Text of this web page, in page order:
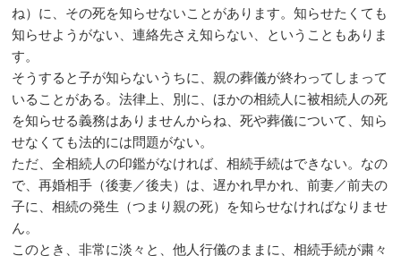
ね）に、その死を知らせないことがあります。知らせたくても
知らせようがない、連絡先さえ知らない、ということもありま
す。
そうすると子が知らないうちに、親の葬儀が終わってしまって
いることがある。法律上、別に、ほかの相続人に被相続人の死
を知らせる義務はありませんからね、死や葬儀について、知ら
せなくても法的には問題がない。
ただ、全相続人の印鑑がなければ、相続手続はできない。なの
で、再婚相手（後妻／後夫）は、遅かれ早かれ、前妻／前夫の
子に、相続の発生（つまり親の死）を知らせなければなりませ
ん。
このとき、非常に淡々と、他人行儀のままに、相続手続が粛々